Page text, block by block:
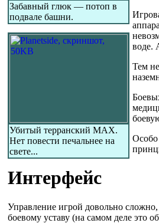
Забавный глюк — потоп в
подвале башни.
Убитый терранский MAX.
Нет повести печальнее на
свете...
воде.
Тем
Особо
Интерфейс
Управление игрой довольно
боевому уставу (на самом деле это